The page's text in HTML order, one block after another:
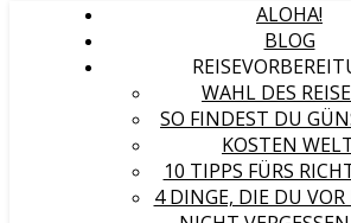
ALOHA!
BLOG
WAHL DES
SO FINDEST DU
KOSTEN
10 TIPPS FÜRS
4 DINGE, DIE DU VOR